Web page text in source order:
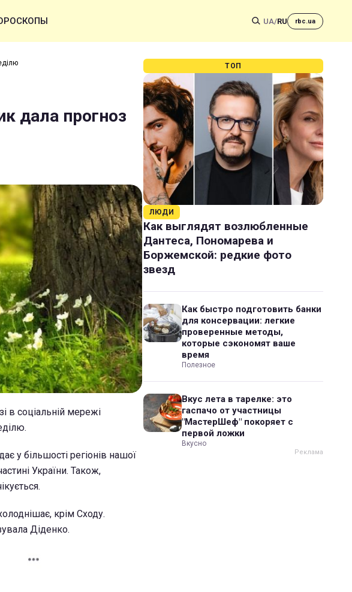
UA/RU rbc.ua
дала прогноз
в соціальній мережі
у більшості регіонів нашої
України. Також,
крім Сходу.
Діденко.
ТОП
ЛЮДИ
Как выглядят возлюбленные
Дантеса, Пономарева и
Боржемской: редкие фото
звезд
Как быстро подготовить банки
для консервации: легкие
проверенные методы,
которые сэкономят ваше
время
Полезное
Вкус лета в тарелке: это
гаспачо от участницы
"МастерШеф" покоряет с
первой ложки
Вкусно